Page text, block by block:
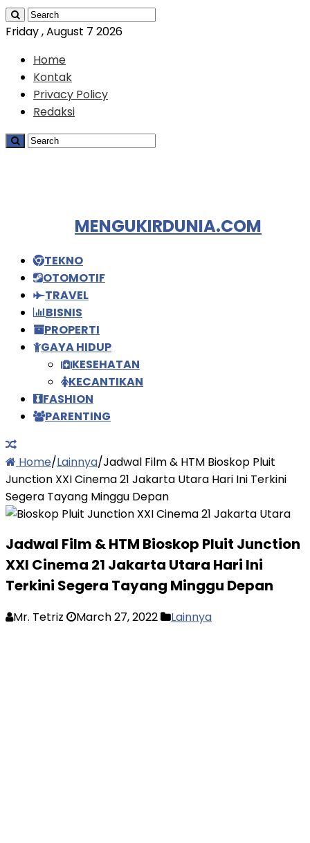
Friday , August 7 2026
Home
Kontak
Privacy Policy
Redaksi
MENGUKIRDUNIA.COM
TEKNO
OTOMOTIF
TRAVEL
BISNIS
PROPERTI
GAYA HIDUP
KESEHATAN
KECANTIKAN
FASHION
PARENTING
Home/Lainnya/Jadwal Film & HTM Bioskop Pluit
Junction XXI Cinema 21 Jakarta Utara Hari Ini Terkini
Segera Tayang Minggu Depan
Jadwal Film & HTM Bioskop Pluit Junction
XXI Cinema 21 Jakarta Utara Hari Ini
Terkini Segera Tayang Minggu Depan
Mr. Tetriz March 27, 2022 Lainnya